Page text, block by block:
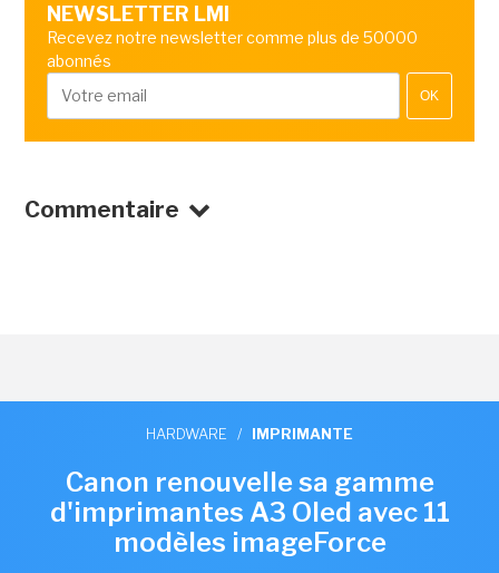
NEWSLETTER LMI
Recevez notre newsletter comme plus de 50000
abonnés
OK
Commentaire
HARDWARE / IMPRIMANTE
Canon renouvelle sa gamme
d'imprimantes A3 Oled avec 11
modèles imageForce